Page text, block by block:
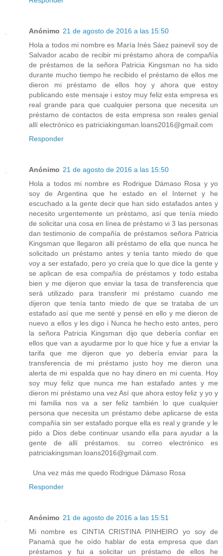
Anónimo 21 de agosto de 2016 a las 15:50
Hola a todos mi nombre es María Inés Sáez painevil soy de
Salvador acabo de recibir mi préstamo ahora de compañía
de préstamos de la señora Patricia Kingsman no ha sido
durante mucho tiempo he recibido el préstamo de ellos me
dieron mi préstamo de ellos hoy y ahora que estoy
publicando este mensaje i estoy muy feliz esta empresa es
real grande para que cualquier persona que necesita un
préstamo de contactos de esta empresa son reales genial
allí electrónico es patriciakingsman.loans2016@gmail.com
Responder
Anónimo 21 de agosto de 2016 a las 15:50
Hola a todos mi nombre es Rodrigue Dámaso Rosa y yo
soy de Argentina que he estado en el Internet y he
escuchado a la gente decir que han sido estafados antes y
necesito urgentemente un préstamo, así que tenía miedo
de solicitar una cosa en línea de préstamo vi 3 las personas
dan testimonio de compañía de préstamos señora Patricia
Kingsman que llegaron allí préstamo de ella que nunca he
solicitado un préstamo antes y tenía tanto miedo de que
voy a ser estafado, pero yo creía que lo que dice la gente y
se aplican de esa compañía de préstamos y todo estaba
bien y me dijeron que enviar la tasa de transferencia que
será utilizado para transferir mi préstamo cuando me
dijeron que tenía tanto miedo de que se trataba de un
estafado así que me senté y pensé en ello y me dieron de
nuevo a ellos y les digo i Nunca he hecho esto antes, pero
la señora Patricia Kingsman dijo que debería confiar en
ellos que van a ayudarme por lo que hice y fue a enviar la
tarifa que me dijeron que yo debería enviar para la
transferencia de mi préstamo justo hoy me dieron una
alerta de mi espalda que no hay dinero en mi cuenta. Hoy
soy muy feliz que nunca me han estafado antes y me
dieron mi préstamo una vez Así que ahora estoy feliz y yo y
mi familia nos va a ser feliz también lo que cualquier
persona que necesita un préstamo debe aplicarse de esta
compañía sin ser estafado porque ella es real y grande y le
pido a Dios debe continuar usando ella para ayudar a la
gente de allí préstamos. su correo electrónico es
patriciakingsman.loans2016@gmail.com.
Una vez más me quedo Rodrigue Dámaso Rosa
Responder
Anónimo 21 de agosto de 2016 a las 15:51
Mi nombre es CINTIA CRISTINA PINHEIRO yo soy de
Panamá que he oído hablar de esta empresa que dan
préstamos y fui a solicitar un préstamo de ellos he